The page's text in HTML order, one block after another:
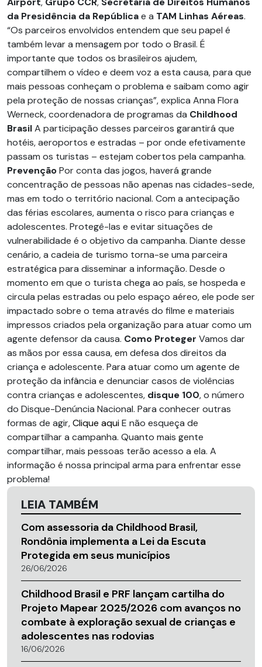
da Presidência da Repúblicae a TAM Linhas Aéreas.
“Os parceiros envolvidos entendem que seu papel é
também levar a mensagem por todo o Brasil. É
importante que todos os brasileiros ajudem,
compartilhem o vídeo e deem voz a esta causa, para que
mais pessoas conheçam o problema e saibam como agir
pela proteção de nossas crianças”, explica Anna Flora
Werneck, coordenadora de programas da Childhood
BrasilA participação desses parceiros garantirá que
hotéis, aeroportos e estradas – por onde efetivamente
passam os turistas – estejam cobertos pela campanha.
PrevençãoPor conta das jogos, haverá grande
concentração de pessoas não apenas nas cidades-sede,
mas em todo o território nacional. Com a antecipação
das férias escolares, aumenta o risco para crianças e
adolescentes. Protegê-las e evitar situações de
vulnerabilidade é o objetivo da campanha. Diante desse
cenário, a cadeia de turismo torna-se uma parceira
estratégica para disseminar a informação. Desde o
momento em que o turista chega ao país, se hospeda e
circula pelas estradas ou pelo espaço aéreo, ele pode ser
impactado sobre o tema através do filme e materiais
impressos criados pela organização para atuar como um
agente defensor da causa. Como Proteger Vamos dar
as mãos por essa causa, em defesa dos direitos da
criança e adolescente. Para atuar como um agente de
proteção da infância e denunciar casos de violências
contra crianças e adolescentes, disque 100, o número
do Disque-Denúncia Nacional. Para conhecer outras
formas de agir,Clique aquiE não esqueça de
compartilhar a campanha. Quanto mais gente
compartilhar, mais pessoas terão acesso a ela. A
informação é nossa principal arma para enfrentar esse
problema!
LEIA TAMBÉM
Com assessoria da Childhood Brasil,
Rondônia implementa a Lei da Escuta
Protegida em seus municípios
26/06/2026
Childhood Brasil e PRF lançam cartilha do
Projeto Mapear 2025/2026 com avanços no
combate à exploração sexual de crianças e
adolescentes nas rodovias
16/06/2026